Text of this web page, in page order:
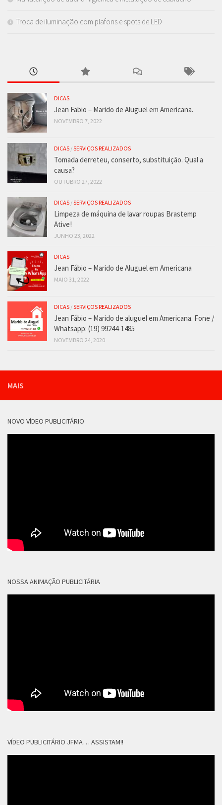
Troca de iluminação com plafons e spots de LED
DICAS
Jean Fabio – Marido de Aluguel em Americana.
NOVEMBRO 7, 2022
DICAS /SERVIÇOS REALIZADOS
Tomada derreteu, conserto, substituição. Qual a
causa?
OUTUBRO 27, 2022
DICAS /SERVIÇOS REALIZADOS
Limpeza de máquina de lavar roupas Brastemp
Ative!
JUNHO 23, 2022
DICAS
Jean Fábio – Marido de Aluguel em Americana
MAIO 31, 2022
DICAS /SERVIÇOS REALIZADOS
Jean Fábio – Marido de aluguel em Americana. Fone /
Whatsapp: (19) 99244-1485
NOVEMBRO 24, 2020
MAIS
NOVO VÍDEO PUBLICITÁRIO
NOSSA ANIMAÇÃO PUBLICITÁRIA
VÍDEO PUBLICITÁRIO JFMA… ASSISTAM!!